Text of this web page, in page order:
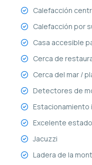
Calefacción
Calefacción por
Casa accesible
Cerca de
Cerca del mar /
Detectores de
Estacionamiento
Excelente estado
Jacuzzi
Ladera de la